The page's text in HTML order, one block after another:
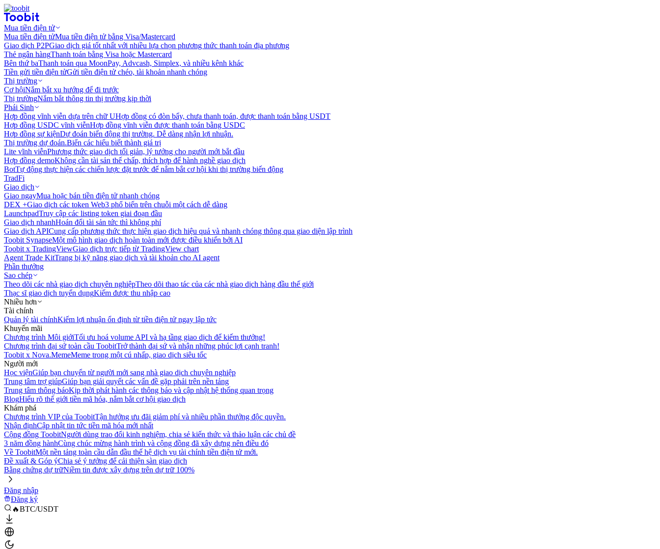
Mua tiền điện tử
Mua tiền điện tửMua tiền điện tử bằng Visa/Mastercard
Giao dịch P2PGiao dịch giá tốt nhất với nhiều lựa chọn phương thức thanh toán địa phương
Thẻ ngân hàngThanh toán bằng Visa hoặc Mastercard
Bên thứ baThanh toán qua MoonPay, Advcash, Simplex, và nhiều kênh khác
Tiền gửi tiền điện tửGửi tiền điện tử chéo, tài khoản nhanh chóng
Thị trường
Cơ hộiNắm bắt xu hướng để đi trước
Thị trườngNắm bắt thông tin thị trường kịp thời
Phái Sinh
Hợp đồng vĩnh viễn dựa trên chữ UHợp đồng có đòn bẩy, chưa thanh toán, được thanh toán bằng USDT
Hợp đồng USDC vĩnh viễnHợp đồng vĩnh viễn được thanh toán bằng USDC
Hợp đồng sự kiệnDự đoán biến động thị trường. Dễ dàng nhận lợi nhuận.
Thị trường dự đoán.Biến các hiểu biết thành giá trị
Lite vĩnh viễnPhương thức giao dịch tối giản, lý tưởng cho người mới bắt đầu
Hợp đồng demoKhông cần tài sản thế chấp, thích hợp để hành nghề giao dịch
BotTự động thực hiện các chiến lược đặt trước để nắm bắt cơ hội khi thị trường biến động
TradFi
Giao dịch
Giao ngayMua hoặc bán tiền điện tử nhanh chóng
DEX +Giao dịch các token Web3 phổ biến trên chuỗi một cách dễ dàng
LaunchpadTruy cập các listing token giai đoạn đầu
Giao dịch nhanhHoán đổi tài sản tức thì không phí
Giao dịch APICung cấp phương thức thực hiện giao dịch hiệu quả và nhanh chóng thông qua giao diện lập trình
Toobit SynapseMột mô hình giao dịch hoàn toàn mới được điều khiển bởi AI
Toobit x TradingViewGiao dịch trực tiếp từ TradingView chart
Agent Trade KitTrang bị kỹ năng giao dịch và tài khoản cho AI agent
Phần thưởng
Sao chép
Theo dõi các nhà giao dịch chuyên nghiệpTheo dõi thao tác của các nhà giao dịch hàng đầu thế giới
Thạc sĩ giao dịch tuyển dụngKiếm được thu nhập cao
Nhiều hơn
Tài chính
Quản lý tài chínhKiếm lợi nhuận ổn định từ tiền điện tử ngay lập tức
Khuyến mãi
Chương trình Môi giớiTối ưu hoá volume API và hạ tầng giao dịch để kiếm thưởng!
Chương trình đại sứ toàn cầu ToobitTrở thành đại sứ và nhận những phúc lợi cạnh tranh!
Toobit x Nova.MemeMeme trong một cú nhấp, giao dịch siêu tốc
Người mới
Học việnGiúp bạn chuyển từ người mới sang nhà giao dịch chuyên nghiệp
Trung tâm trợ giúpGiúp bạn giải quyết các vấn đề gặp phải trên nền tảng
Trung tâm thông báoKịp thời phát hành các thông báo và cập nhật hệ thống quan trọng
BlogHiểu rõ thế giới tiền mã hóa, nắm bắt cơ hội giao dịch
Khám phá
Chương trình VIP của ToobitTận hưởng ưu đãi giảm phí và nhiều phần thưởng độc quyền.
Nhận địnhCập nhật tin tức tiền mã hóa mới nhất
Cộng đồng ToobitNgười dùng trao đổi kinh nghiệm, chia sẻ kiến thức và thảo luận các chủ đề
3 năm đồng hànhCùng chúc mừng hành trình và cộng đồng đã xây dựng nên điều đó
Về ToobitMột nền tảng toàn cầu dẫn đầu thế hệ dịch vụ tài chính tiền điện tử mới.
Đề xuất & Góp ýChia sẻ ý tưởng để cải thiện sàn giao dịch
Bằng chứng dự trữNiềm tin được xây dựng trên dự trữ 100%
Đăng nhập
Đăng ký
🔥BTC/USDT